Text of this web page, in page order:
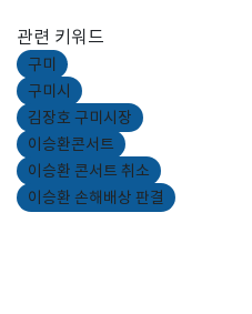
관련 키워드
구미
구미시
김장호 구미시장
이승환콘서트
이승환 콘서트 취소
이승환 손해배상 판결